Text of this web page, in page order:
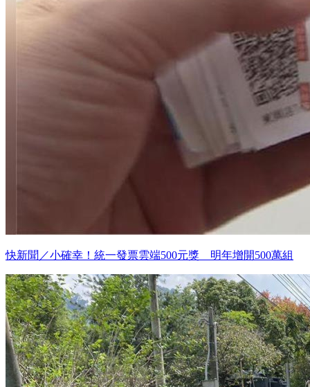
快新聞／小確幸！統一發票雲端500元獎 明年增開500萬組